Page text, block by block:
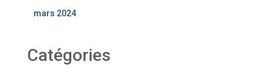
mars 2024
Catégories